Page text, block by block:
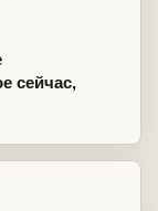
сейчас,